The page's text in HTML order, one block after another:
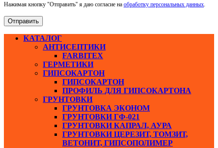
Нажимая кнопку "Отправить" я даю согласие на обработку персональных данных
КАТАЛОГ
АНТИСЕПТИКИ
FARBITEX
ГЕРМЕТИКИ
ГИПСОКАРТОН
ГИПСОКАРТОН
ПРОФИЛЬ ДЛЯ ГИПСОКАРТОНА
ГРУНТОВКИ
ГРУНТОВКА ЭКОНОМ
ГРУНТОВКИ ГФ-021
ГРУНТОВКИ КАПРАЛ, АУРА
ГРУНТОВКИ ЦЕРЕЗИТ, ТОМЗИТ,
ВЕТОНИТ, ГИПСОПОЛИМЕР